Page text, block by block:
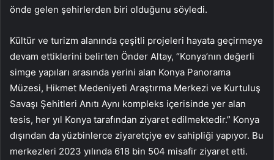
önde gelen şehirlerden biri olduğunu söyledi.
Kültür ve turizm alanında çeşitli projeleri hayata geçirmeye
devam ettiklerini belirten Önder Altay, “Konya’nın değerli
simge yapıları arasında yerini alan Konya Panorama
Müzesi, Hikmet Medeniyeti Araştırma Merkezi ve Kurtuluş
Savaşı Şehitleri Anıtı Aynı kompleks içerisinde yer alan
tesis, her yıl Konya tarafından ziyaret edilmektedir.” Konya
dışından da yüzbinlerce ziyaretçiye ev sahipliği yapıyor. Bu
merkezleri 2023 yılında 618 bin 504 misafir ziyaret etti.